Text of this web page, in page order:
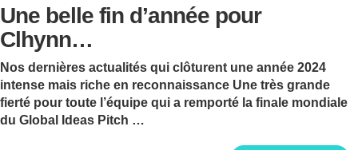
Une belle fin d’année pour
Clhynn…
Nos dernières actualités qui clôturent une année 2024
intense mais riche en reconnaissance Une très grande
fierté pour toute l’équipe qui a remporté la finale mondiale
du Global Ideas Pitch …